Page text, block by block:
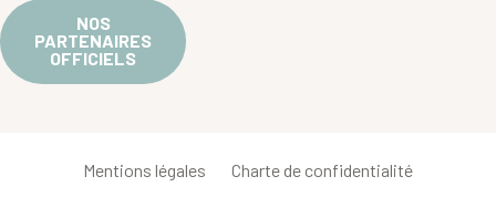
NOS
PARTENAIRES
OFFICIELS
Mentions légales Charte de confidentialité